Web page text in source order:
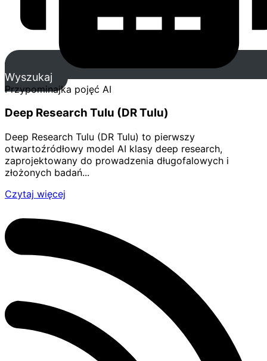
Wyszukaj
Przypominajka pojęć AI
Deep Research Tulu (DR Tulu)
Deep Research Tulu (DR Tulu) to pierwszy
otwartoźródłowy model AI klasy deep research,
zaprojektowany do prowadzenia długofalowych i
złożonych badań...
Czytaj więcej